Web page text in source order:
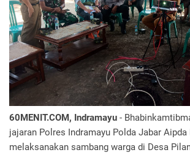
60MENIT.COM, Indramayu -
jajaran Polres Indramayu Polda Jabar
melaksanakan sambang warga di Desa